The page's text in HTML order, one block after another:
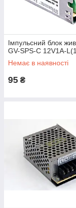
ньому.
У
якісна
Кожен
Імпульсний блок
GV-SPS-C 12V1A-
Немає в наявності
95 ₴